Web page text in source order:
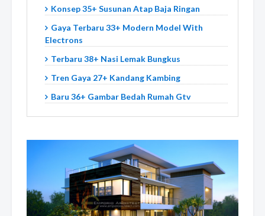
Konsep 35+ Susunan Atap Baja Ringan
Gaya Terbaru 33+ Modern Model With
Electrons
Terbaru 38+ Nasi Lemak Bungkus
Tren Gaya 27+ Kandang Kambing
Baru 36+ Gambar Bedah Rumah Gtv